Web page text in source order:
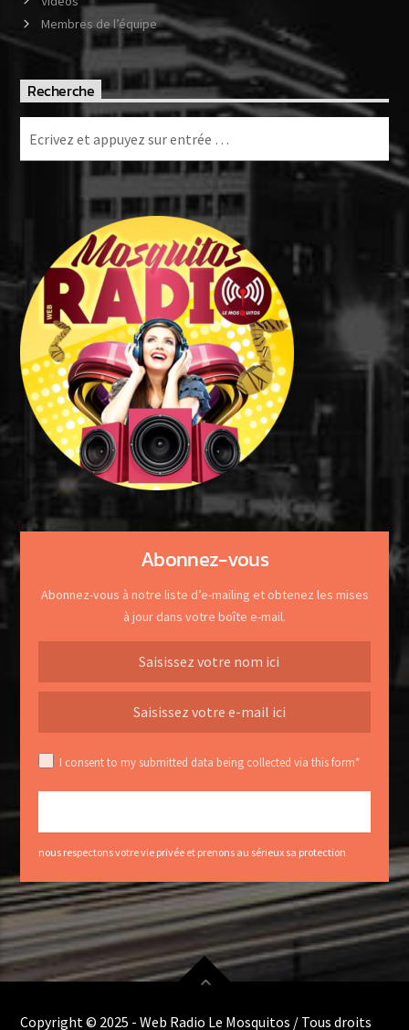
Membres de l’équipe
Recherche
Abonnez-vous
Abonnez-vous à notre liste d’e-mailing et obtenez les mises
à jour dans votre boîte e-mail.
I consent to my submitted data being collected via this form*
nous respectons votre vie privée et prenons au sérieux sa protection
Copyright © 2025 - Web Radio Le Mosquitos / Tous droits